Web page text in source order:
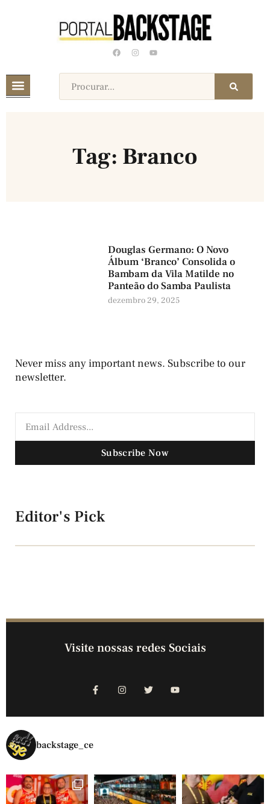
Tag: Branco
Douglas Germano: O Novo
Álbum ‘Branco’ Consolida o
Bambam da Vila Matilde no
Panteão do Samba Paulista
dezembro 29, 2025
Never miss any important news. Subscribe to our
newsletter.
Subscribe Now
Editor's Pick
Visite nossas redes Sociais
backstage_ce